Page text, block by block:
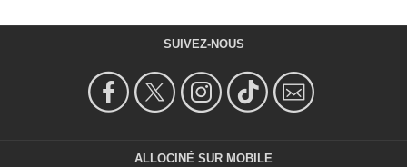
SUIVEZ-NOUS
ALLOCINÉ SUR MOBILE